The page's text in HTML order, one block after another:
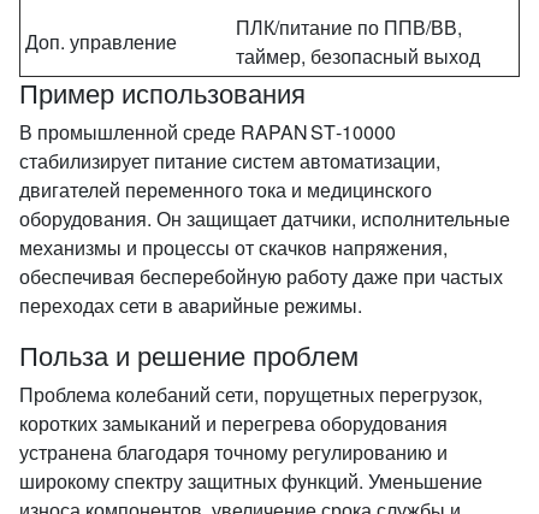
Доп. управление
ПЛК/питание по ППВ/ВВ,
таймер, безопасный выход
Пример использования
В промышленной среде RAPAN ST‑10000
стабилизирует питание систем автоматизации,
двигателей переменного тока и медицинского
оборудования. Он защищает датчики, исполнительные
механизмы и процессы от скачков напряжения,
обеспечивая бесперебойную работу даже при частых
переходах сети в аварийные режимы.
Польза и решение проблем
Проблема колебаний сети, порущетных перегрузок,
коротких замыканий и перегрева оборудования
устранена благодаря точному регулированию и
широкому спектру защитных функций. Уменьшение